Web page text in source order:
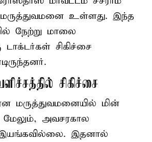
மருத்துவமனை உள்ளது. இந்த
நேற்று மாலை
டாக்டர்கள் சிகிச்சை
சிகிச்சை
மருத்துவமனையில் மின்
மேலும், அவசரகால
இதனால்